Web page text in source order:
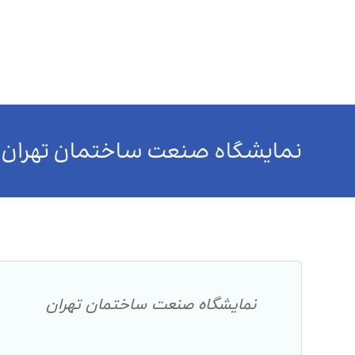
نمایشگاه صنعت ساختمان تهران ۱۴۰۱
نمایشگاه صنعت ساختمان تهران